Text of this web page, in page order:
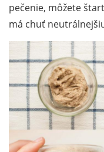
pečenie, môžete
má chuť